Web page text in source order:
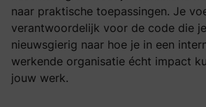
naar praktische toepassingen. Je
verantwoordelijk voor de code die
nieuwsgierig naar hoe je in een
werkende organisatie écht impact
jouw werk.